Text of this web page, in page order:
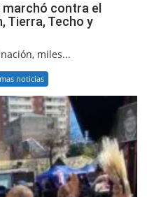
contra el
Tierra, Techo y
miles...
noticias